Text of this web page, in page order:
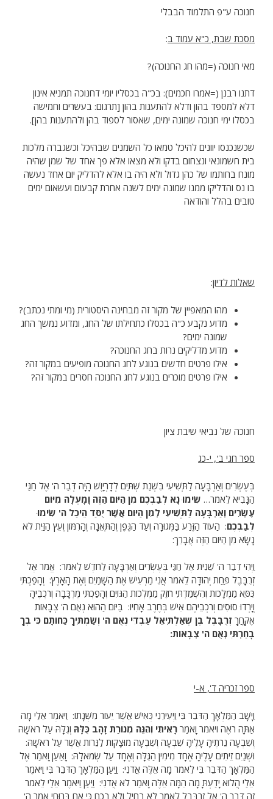
חנוכה ע"פ התלמוד הבבלי
מסכת שבת, כ"א עמוד ב:
מאי חנוכה (=מהו חג החנוכה)?
דתנו רבנן (=אמרו חכמים): בכ"ה בכסליו יומי דחנוכה תמניא אינון
דלא למספד בהון ודלא להתענות בהון [תרגום: בעשרים וחמישה
בכסלו ימי חנוכה שמונה ימים, שאסור לספוד בהן ולהתענות בהן].
שכשנכנסו יוונים להיכל טמאו כל השמנים שבהיכל וכשגברה מלכות
בית חשמונאי ונצחום בדקו ולא מצאו אלא פך אחד של שמן שהיה
מונח בחותמו של כהן גדול ולא היה בו אלא להדליק יום אחד נעשה
בו נס והדליקו ממנו שמונה ימים לשנה אחרת קבעום ועשאום ימים
טובים בהלל והודאה
שאלות לדיון:
מהו המאפיין של מקור זה מבחינה היסטורית (מי ומתי נכתב)?
מדוע נקבע כ"ה בכסלו כתחילתו של החג, ומדוע נמשך החג
שמונה ימים?
מדוע מדליקים נרות בחג החנוכה?
אילו פרטים חדשים בנוגע לחג החנוכה מופיעים במקור זה?
אילו פרטים מוכרים בנוגע לחג החנוכה חסרים במקור זה?
חנוכה של נביאי שיבת ציון
ספר חגי ב', י-כג
בְּעֶשְׂרִים וְאַרְבָּעָה לַתְּשִׁיעִי בִּשְׁנַת שְׁתַּיִם לְדָרְיָוֶשׁ הָיָה דְּבַר ה' אֶל חַגַּי
הַנָּבִיא לֵאמֹר… שִׂימוּ נָא לְבַבְכֶם מִן הַיּוֹם הַזֶּה וָמָעְלָה מִיּוֹם
עֶשְׂרִים וְאַרְבָּעָה לַתְּשִׁיעִי לְמִן הַיּוֹם אֲשֶׁר יֻסַּד הֵיכַל ה' שִׂימוּ
לְבַבְכֶם: הַעוֹד הַזֶּרַע בַּמְּגוּרָה וְעַד הַגֶּפֶן וְהַתְּאֵנָה וְהָרִמּוֹן וְעֵץ הַזַּיִת לֹא
נָשָׂא מִן הַיּוֹם הַזֶּה אֲבָרֵךְ:
וַיְהִי דְבַר ה' שֵׁנִית אֶל חַגַּי בְּעֶשְׂרִים וְאַרְבָּעָה לַחֹדֶשׁ לֵאמֹר: אֱמֹר אֶל
זְרֻבָּבֶל פַּחַת יְהוּדָה לֵאמֹר אֲנִי מַרְעִישׁ אֶת הַשָּׁמַיִם וְאֶת הָאָרֶץ: וְהָפַכְתִּי
כִּסֵּא מַמְלָכוֹת וְהִשְׁמַדְתִּי חֹזֶק מַמְלְכוֹת הַגּוֹיִם וְהָפַכְתִּי מֶרְכָּבָה וְרֹכְבֶיהָ
וְיָרְדוּ סוּסִים וְרֹכְבֵיהֶם אִישׁ בְּחֶרֶב אָחִיו: בַּיּוֹם הַהוּא נְאֻם ה' צְבָאוֹת
אֶקָּחֲךָ זְרֻבָּבֶל בֶּן שְׁאַלְתִּיאֵל עַבְדִּי נְאֻם ה' וְשַׂמְתִּיךָ כַּחוֹתָם כִּי בְךָ
בָחַרְתִּי נְאֻם ה' צְבָאוֹת:
ספר זכריה ד', א-י
וַיָּשָׁב הַמַּלְאָךְ הַדֹּבֵר בִּי וַיְעִירֵנִי כְּאִישׁ אֲשֶׁר יֵעוֹר מִשְּׁנָתוֹ: וַיֹּאמֶר אֵלַי מָה
אַתָּה רֹאֶה ויאמר וָאֹמַר רָאִיתִי וְהִנֵּה מְנוֹרַת זָהָב כֻּלָּהּ וְגֻלָּהּ עַל רֹאשָׁהּ
וְשִׁבְעָה נֵרֹתֶיהָ עָלֶיהָ שִׁבְעָה וְשִׁבְעָה מוּצָקוֹת לַנֵּרוֹת אֲשֶׁר עַל רֹאשָׁהּ:
וּשְׁנַיִם זֵיתִים עָלֶיהָ אֶחָד מִימִין הַגֻּלָּה וְאֶחָד עַל שְׂמֹאלָהּ: וָאַעַן וָאֹמַר אֶל
הַמַּלְאָךְ הַדֹּבֵר בִּי לֵאמֹר מָה אֵלֶּה אֲדֹנִי: וַיַּעַן הַמַּלְאָךְ הַדֹּבֵר בִּי וַיֹּאמֶר
אֵלַי הֲלוֹא יָדַעְתָּ מָה הֵמָּה אֵלֶּה וָאֹמַר לֹא אֲדֹנִי: וַיַּעַן וַיֹּאמֶר אֵלַי לֵאמֹר
זֶה דְּבַר ה' אֶל זְרֻבָּבֶל לֵאמֹר לֹא בְחַיִל וְלֹא בְכֹחַ כִּי אִם בְּרוּחִי אָמַר ה'